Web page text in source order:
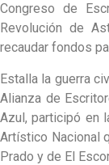
Congreso de
Revolución de
recaudar fondos
Estalla la guerra
Alianza de
Azul, participó en
Artístico Nacional
Prado y de El